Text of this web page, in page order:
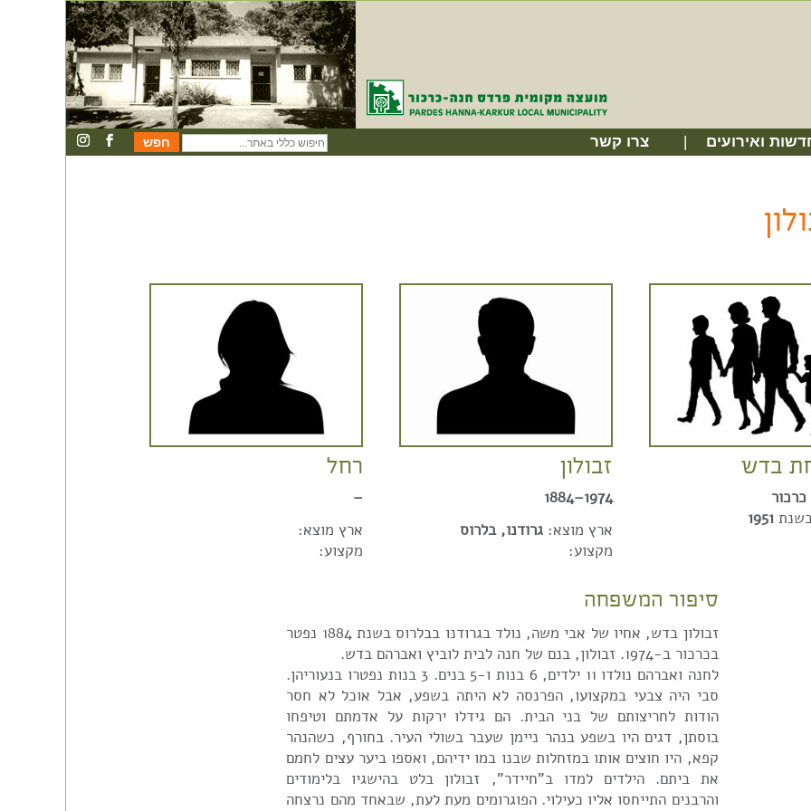
חיפוש
כללי
באתר
ואירועים צרו קשר
בדש
כרכור
1951
זבולון
1974–1884
ארץ מוצא: גרודנו, בלרוס
מקצוע:
רחל
–
ארץ מוצא:
מקצוע:
סיפור המשפחה
זבולון בדש, אחיו של אבי משה, נולד בגרודנו בבלרוס בשנת 1884 נפטר
בכרכור ב-1974. זבולון, בנם של חנה לבית לוביץ ואברהם בדש.
לחנה ואברהם נולדו 11 ילדים, 6 בנות ו-5 בנים. 3 בנות נפטרו בנעוריהן.
סבי היה צבעי במקצועו, הפרנסה לא היתה בשפע, אבל אוכל לא חסר
הודות לחריצותם של בני הבית. הם גידלו ירקות על אדמתם וטיפחו
בוסתן, דגים היו בשפע בנהר ניימן שעבר בשולי העיר. בחורף, כשהנהר
קפא, היו חוצים אותו במזחלות שבנו במו ידיהם, ואספו ביער עצים לחמם
את ביתם. הילדים למדו ב"חיידר", זבולון בלט בהישגיו בלימודים
והרבנים התייחסו אליו כעילוי. הפוגרומים מעת לעת, שבאחד מהם נרצחה